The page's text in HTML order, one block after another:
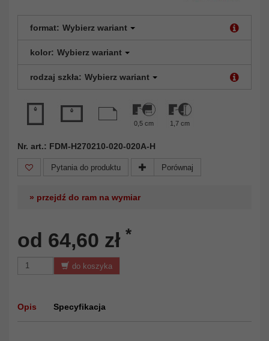
format: Wybierz wariant
kolor: Wybierz wariant
rodzaj szkła: Wybierz wariant
0,5 cm 1,7 cm
Nr. art.: FDM-H270210-020-020A-H
Pytania do produktu Porównaj
» przejdź do ram na wymiar
od 64,60 zł *
do koszyka
Opis Specyfikacja